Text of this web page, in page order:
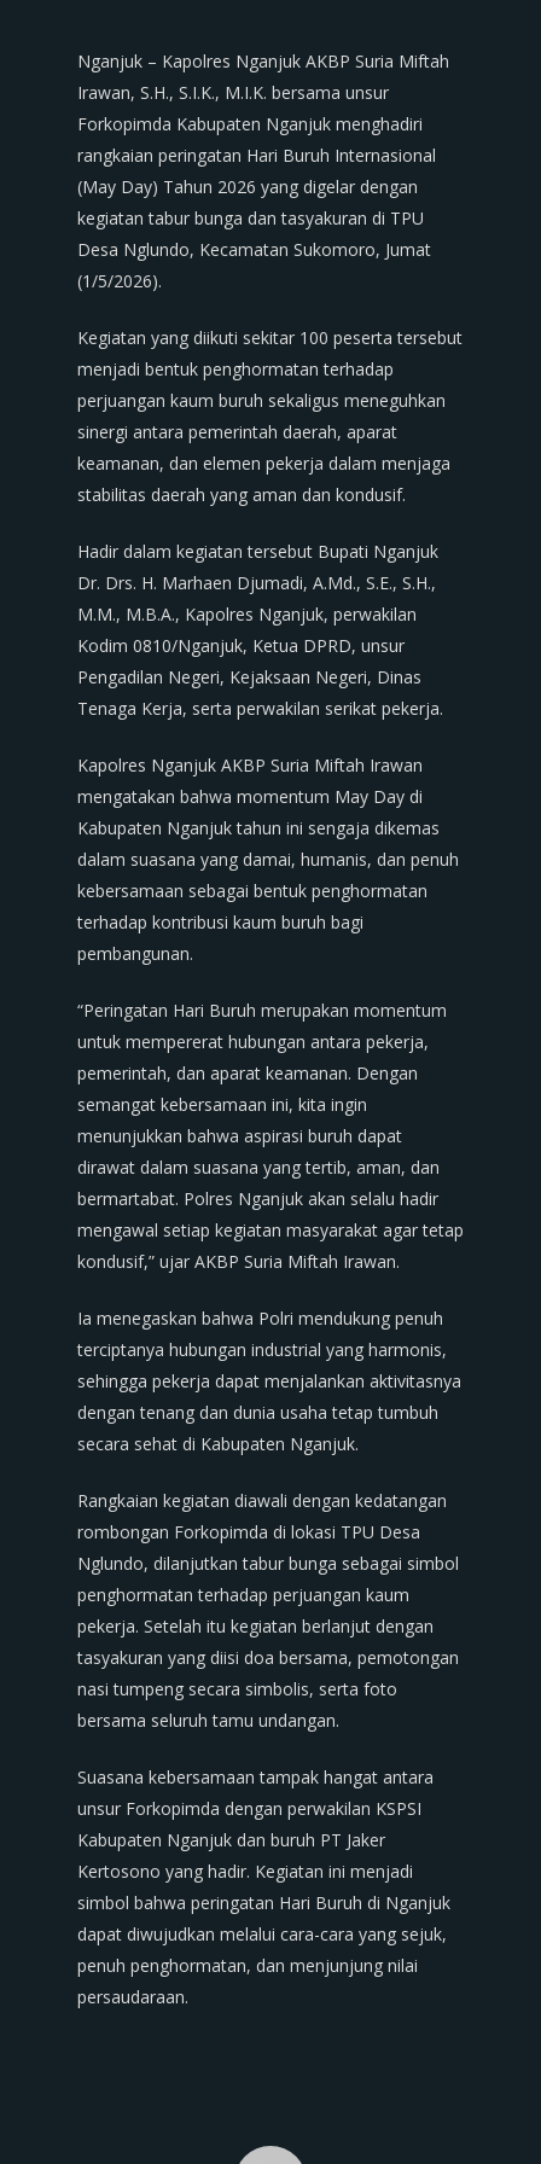
Nganjuk – Kapolres Nganjuk AKBP Suria Miftah
Irawan, S.H., S.I.K., M.I.K. bersama unsur
Forkopimda Kabupaten Nganjuk menghadiri
rangkaian peringatan Hari Buruh Internasional
(May Day) Tahun 2026 yang digelar dengan
kegiatan tabur bunga dan tasyakuran di TPU
Desa Nglundo, Kecamatan Sukomoro, Jumat
(1/5/2026).
Kegiatan yang diikuti sekitar 100 peserta tersebut
menjadi bentuk penghormatan terhadap
perjuangan kaum buruh sekaligus meneguhkan
sinergi antara pemerintah daerah, aparat
keamanan, dan elemen pekerja dalam menjaga
stabilitas daerah yang aman dan kondusif.
Hadir dalam kegiatan tersebut Bupati Nganjuk
Dr. Drs. H. Marhaen Djumadi, A.Md., S.E., S.H.,
M.M., M.B.A., Kapolres Nganjuk, perwakilan
Kodim 0810/Nganjuk, Ketua DPRD, unsur
Pengadilan Negeri, Kejaksaan Negeri, Dinas
Tenaga Kerja, serta perwakilan serikat pekerja.
Kapolres Nganjuk AKBP Suria Miftah Irawan
mengatakan bahwa momentum May Day di
Kabupaten Nganjuk tahun ini sengaja dikemas
dalam suasana yang damai, humanis, dan penuh
kebersamaan sebagai bentuk penghormatan
terhadap kontribusi kaum buruh bagi
pembangunan.
“Peringatan Hari Buruh merupakan momentum
untuk mempererat hubungan antara pekerja,
pemerintah, dan aparat keamanan. Dengan
semangat kebersamaan ini, kita ingin
menunjukkan bahwa aspirasi buruh dapat
dirawat dalam suasana yang tertib, aman, dan
bermartabat. Polres Nganjuk akan selalu hadir
mengawal setiap kegiatan masyarakat agar tetap
kondusif,” ujar AKBP Suria Miftah Irawan.
Ia menegaskan bahwa Polri mendukung penuh
terciptanya hubungan industrial yang harmonis,
sehingga pekerja dapat menjalankan aktivitasnya
dengan tenang dan dunia usaha tetap tumbuh
secara sehat di Kabupaten Nganjuk.
Rangkaian kegiatan diawali dengan kedatangan
rombongan Forkopimda di lokasi TPU Desa
Nglundo, dilanjutkan tabur bunga sebagai simbol
penghormatan terhadap perjuangan kaum
pekerja. Setelah itu kegiatan berlanjut dengan
tasyakuran yang diisi doa bersama, pemotongan
nasi tumpeng secara simbolis, serta foto
bersama seluruh tamu undangan.
Suasana kebersamaan tampak hangat antara
unsur Forkopimda dengan perwakilan KSPSI
Kabupaten Nganjuk dan buruh PT Jaker
Kertosono yang hadir. Kegiatan ini menjadi
simbol bahwa peringatan Hari Buruh di Nganjuk
dapat diwujudkan melalui cara-cara yang sejuk,
penuh penghormatan, dan menjunjung nilai
persaudaraan.